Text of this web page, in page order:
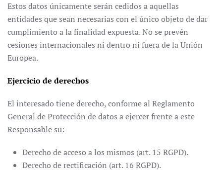
Estos datos únicamente serán cedidos a aquellas
entidades que sean necesarias con el único objeto de dar
cumplimiento a la finalidad expuesta. No se prevén
cesiones internacionales ni dentro ni fuera de la Unión
Europea.
Ejercicio de derechos
El interesado tiene derecho, conforme al Reglamento
General de Protección de datos a ejercer frente a este
Responsable su:
Derecho de acceso a los mismos (art. 15 RGPD).
Derecho de rectificación (art. 16 RGPD).